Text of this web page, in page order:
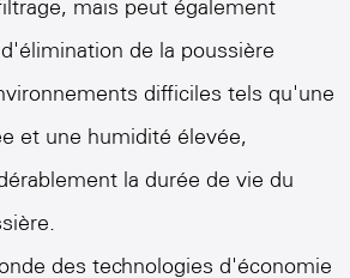
mais peut également
de la poussière
difficiles tels qu'une
et une humidité élevée,
la durée de vie du
des technologies d'économie